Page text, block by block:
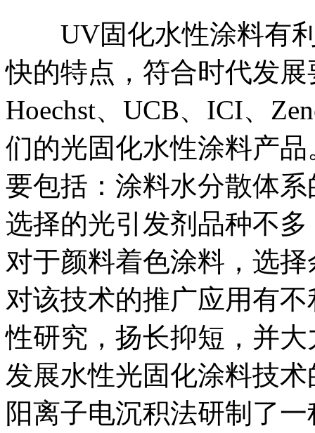
UV固化水性涂料有利
快的特点，符合时代发
Hoechst、UCB、ICI、
们的光固化水性涂料产
要包括：涂料水分散体
选择的光引发剂品种不
对于颜料着色涂料，选
对该技术的推广应用有
性研究，扬长抑短，并
发展水性光固化涂料技
阳离子电沉积法研制了